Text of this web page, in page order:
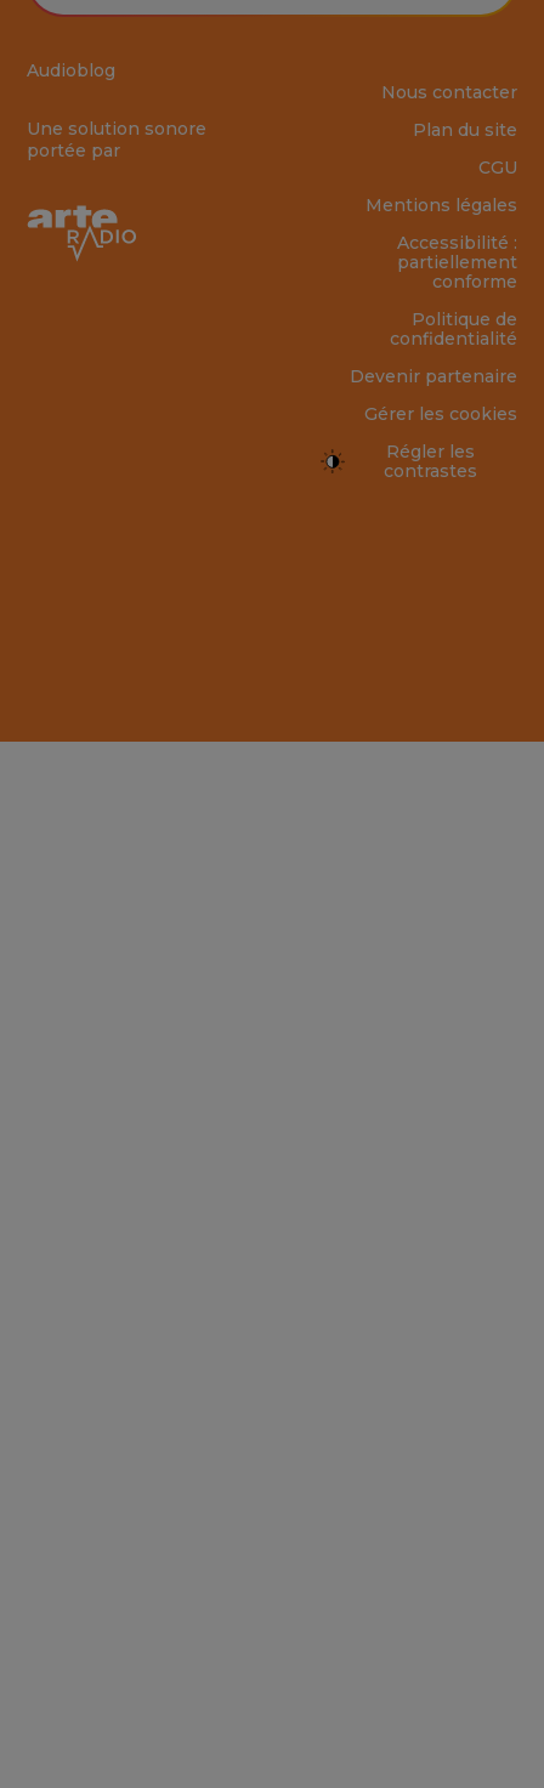
Audioblog
Une solution sonore
portée par
Nous contacter
Plan du site
CGU
Mentions légales
Accessibilité :
partiellement
conforme
Politique de
confidentialité
Devenir partenaire
Gérer les cookies
Régler les
contrastes